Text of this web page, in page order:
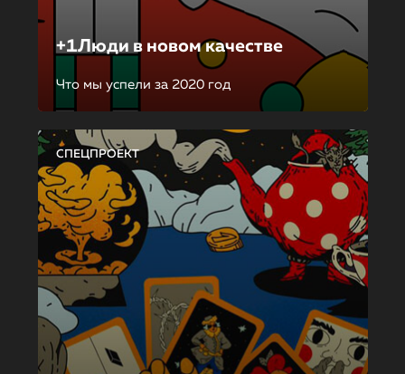
+1Люди в новом качестве
Что мы успели за 2020 год
СПЕЦПРОЕКТ